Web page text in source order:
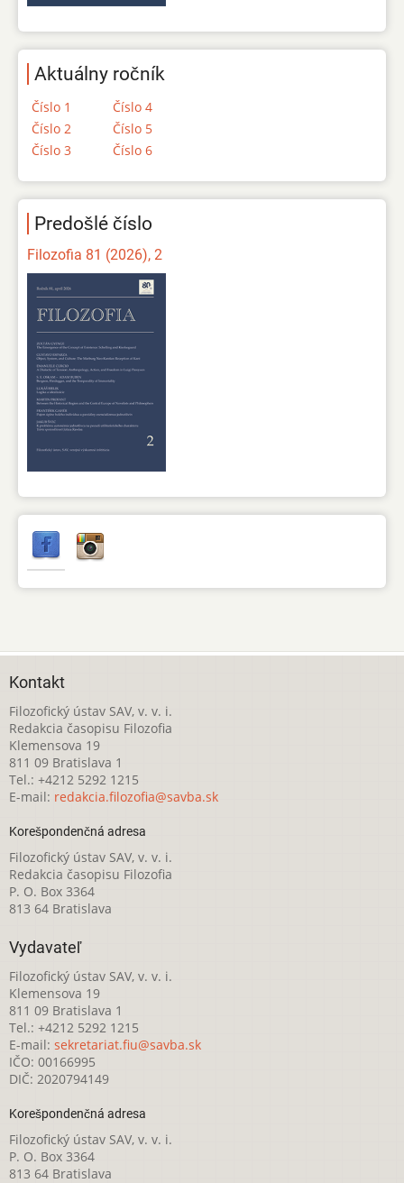
Aktuálny ročník
Číslo 1
Číslo 2
Číslo 3
Číslo 4
Číslo 5
Číslo 6
Predošlé číslo
Filozofia 81 (2026), 2
Kontakt
Filozofický ústav SAV, v. v. i.
Redakcia časopisu Filozofia
Klemensova 19
811 09 Bratislava 1
Tel.: +4212 5292 1215
E-mail: redakcia.filozofia@savba.sk
Korešpondenčná adresa
Filozofický ústav SAV, v. v. i.
Redakcia časopisu Filozofia
P. O. Box 3364
813 64 Bratislava
Vydavateľ
Filozofický ústav SAV, v. v. i.
Klemensova 19
811 09 Bratislava 1
Tel.: +4212 5292 1215
E-mail: sekretariat.fiu@savba.sk
IČO: 00166995
DIČ: 2020794149
Korešpondenčná adresa
Filozofický ústav SAV, v. v. i.
P. O. Box 3364
813 64 Bratislava